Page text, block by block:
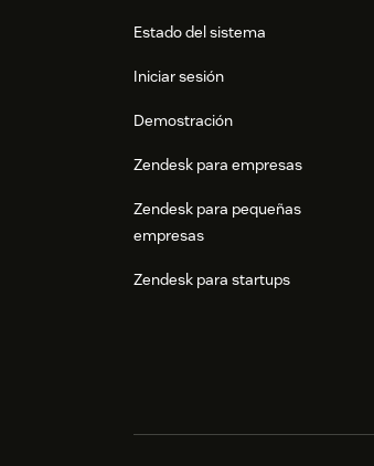
Estado del sistema
Iniciar sesión
Demostración
Zendesk para empresas
Zendesk para pequeñas
empresas
Zendesk para startups